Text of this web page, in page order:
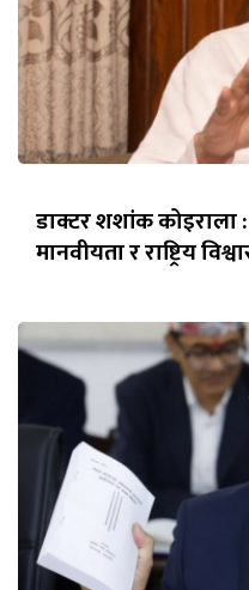
डाक्टर शशांक कोइराला
मानवीयता र राष्ट्रिय